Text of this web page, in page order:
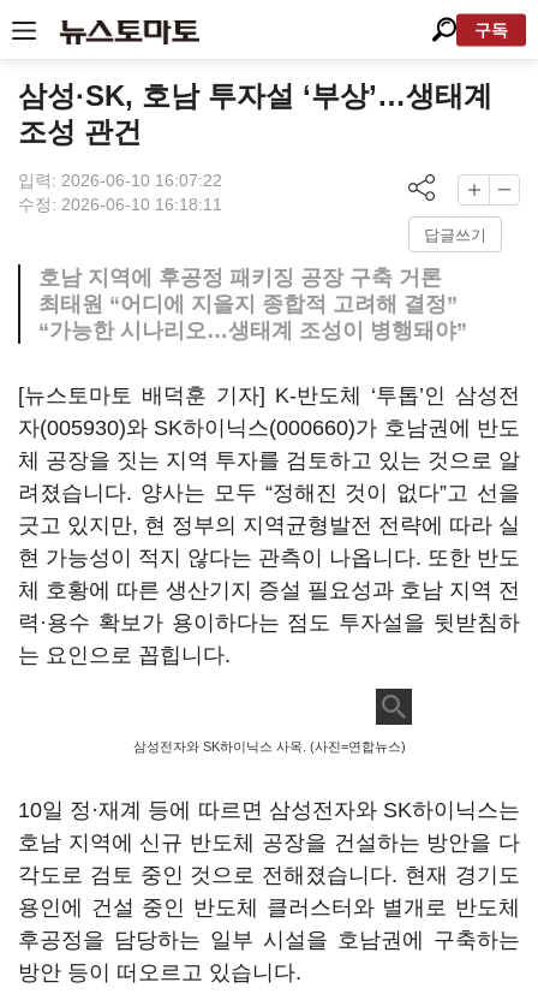
구독
삼성·SK, 호남 투자설 ‘부상’…생태계
조성 관건
입력: 2026-06-10 16:07:22
수정: 2026-06-10 16:18:11
답글쓰기
호남 지역에 후공정 패키징 공장 구축 거론
최태원 “어디에 지을지 종합적 고려해 결정”
“가능한 시나리오…생태계 조성이 병행돼야”
[뉴스토마토 배덕훈 기자] K-반도체 ‘투톱’인 삼성전
자(005930)와 SK하이닉스(000660)가 호남권에 반도
체 공장을 짓는 지역 투자를 검토하고 있는 것으로 알
려졌습니다. 양사는 모두 “정해진 것이 없다”고 선을
긋고 있지만, 현 정부의 지역균형발전 전략에 따라 실
현 가능성이 적지 않다는 관측이 나옵니다. 또한 반도
체 호황에 따른 생산기지 증설 필요성과 호남 지역 전
력·용수 확보가 용이하다는 점도 투자설을 뒷받침하
는 요인으로 꼽힙니다.
삼성전자와 SK하이닉스 사옥. (사진=연합뉴스)
10일 정·재계 등에 따르면 삼성전자와 SK하이닉스는
호남 지역에 신규 반도체 공장을 건설하는 방안을 다
각도로 검토 중인 것으로 전해졌습니다. 현재 경기도
용인에 건설 중인 반도체 클러스터와 별개로 반도체
후공정을 담당하는 일부 시설을 호남권에 구축하는
방안 등이 떠오르고 있습니다.